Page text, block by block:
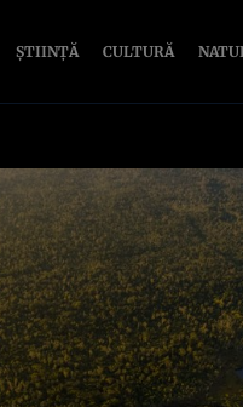
ȘTIINȚĂ CULTURĂ